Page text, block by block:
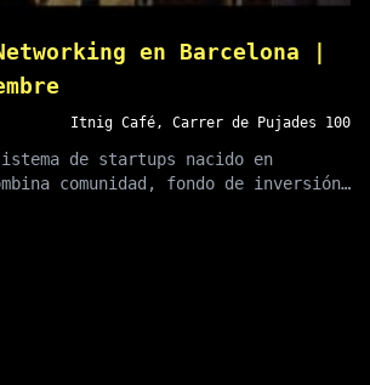
en Barcelona |
Itnig Café, Carrer de Pujades 100
de startups nacido en
comunidad, fondo de inversión